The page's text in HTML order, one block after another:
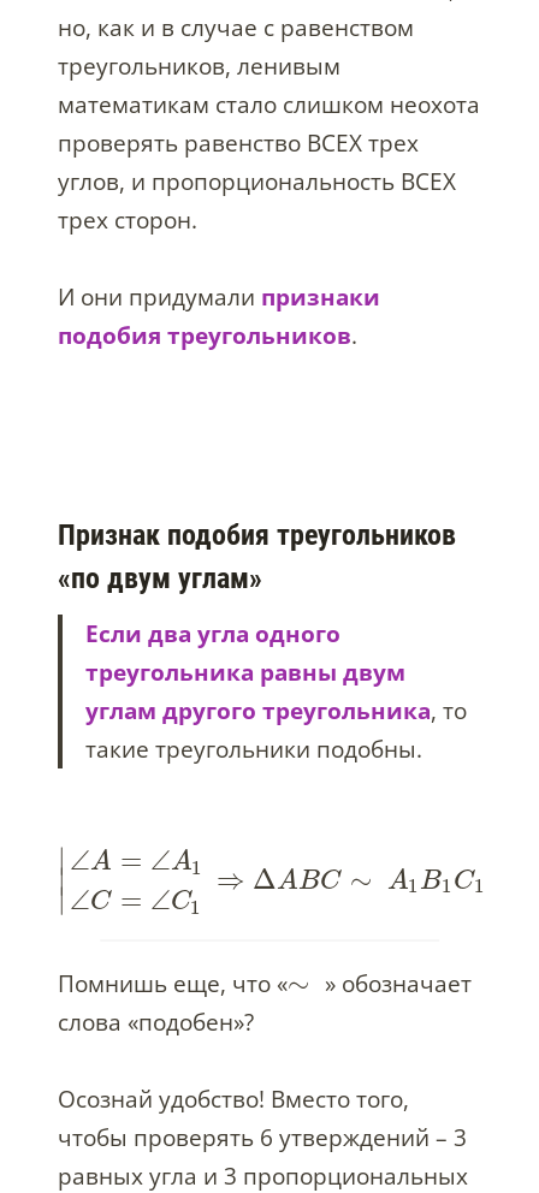
но, как и в случае с равенством
треугольников, ленивым
математикам стало слишком неохота
проверять равенство ВСЕХ трех
углов, и пропорциональность ВСЕХ
трех сторон.
И они придумали признаки
подобия треугольников.
Признак подобия треугольников
«по двум углам»
Если два угла одного
треугольника равны двум
углам другого треугольника, то
такие треугольники подобны.
∣
∣
∠A = ∠A1
∠C = ∠C1
⇒ ΔABC ∼ A1 B1 C1
Помнишь еще, что «∼ » обозначает
слова «подобен»?
Осознай удобство! Вместо того,
чтобы проверять 6 утверждений – 3
равных угла и 3 пропорциональных